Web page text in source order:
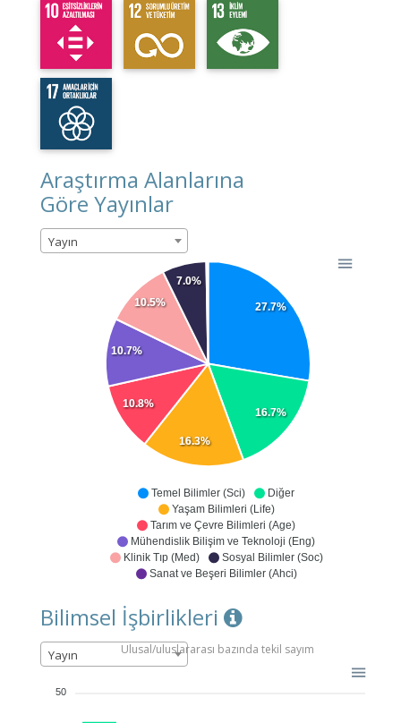
Araştırma Alanlarına
Göre Yayınlar
Yayın
Temel Bilimler (Sci)
Diğer
Yaşam Bilimleri (Life)
Tarım ve Çevre Bilimleri (Age)
Mühendislik Bilişim ve Teknoloji (Eng)
Klinik Tıp (Med)
Sosyal Bilimler (Soc)
Sanat ve Beşeri Bilimler (Ahci)
27.7%
16.7%
16.3%
10.8%
10.7%
10.5%
7.0%
Bilimsel İşbirlikleri
Yayın Ulusal/uluslararası bazında tekil sayım
50